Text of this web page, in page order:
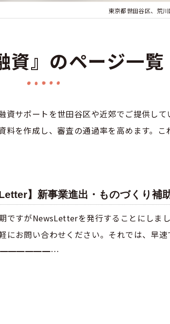
東京都世田谷区、荒
資』のページ一覧
サポートを世田谷区や近郊でご提供し
を作成し、審査の通過率を高めます。
Letter】新事業進出・ものづくり補
ですがNewsLetterを発行することにしま
にお問い合わせください。それでは、早